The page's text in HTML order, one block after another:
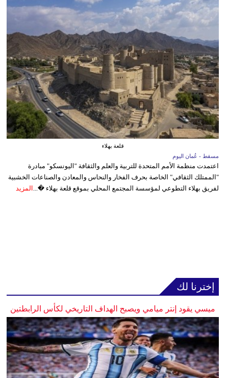
قلعة بهلاء
مسقط - عُمان اليوم
اعتمدت منظمة الأمم المتحدة للتربية والعلم والثقافة "اليونسكو" مبادرة
"الممتلك الثقافي" الخاصة بحرف الفخار والنحاس والمعادن والصناعات الخشبية
لفريق بهلاء التطوعي لمؤسسة المجتمع المحلي بموقع قلعة بهلاء �... المزيد
إخترنا لك
ميسي يقود إنتر ميامي ويصبح الهداف التاريخي لكأس الرابطتين